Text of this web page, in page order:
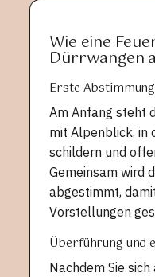
Wie eine
Dürrwangen
Erste
Am Anfang steht
mit Alpenblick, in
schildern und
Gemeinsam wird
abgestimmt,
Vorstellungen
Überführung und
Nachdem Sie